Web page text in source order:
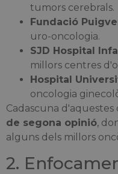
tumors cerebrals.
Fundació
uro-oncologia.
SJD Hospital
millors centres
Hospital
oncologia
Cadascuna
de segona opinió,
alguns dels millors
2.